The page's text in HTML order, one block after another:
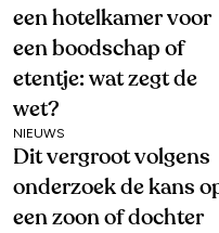
een hotelkamer voor
een boodschap of
etentje: wat zegt de
wet?
NIEUWS
Dit vergroot volgens
onderzoek de kans
een zoon of dochter